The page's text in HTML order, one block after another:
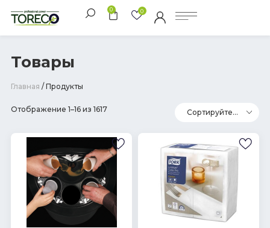
0 0
Товары
Главная / Продукты
Отображение 1–16 из 1617